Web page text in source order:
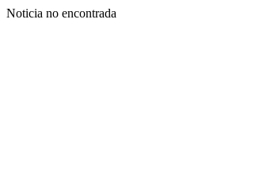
Noticia no encontrada